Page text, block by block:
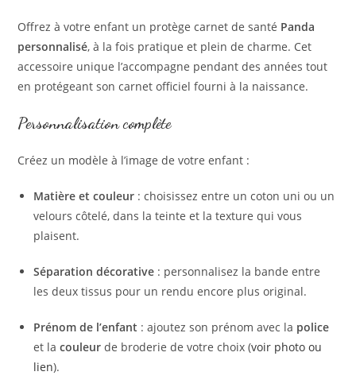
Offrez à votre enfant un protège carnet de santé Panda
personnalisé, à la fois pratique et plein de charme. Cet
accessoire unique l’accompagne pendant des années tout
en protégeant son carnet officiel fourni à la naissance.
Personnalisation complète
Créez un modèle à l’image de votre enfant :
Matière et couleur : choisissez entre un coton uni ou un
velours côtelé, dans la teinte et la texture qui vous
plaisent.
Séparation décorative : personnalisez la bande entre
les deux tissus pour un rendu encore plus original.
Prénom de l’enfant : ajoutez son prénom avec la police
et lacouleur de broderie de votre choix (voir photo ou
lien).